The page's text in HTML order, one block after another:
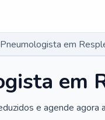
Pneumologista em
em
e agende agora